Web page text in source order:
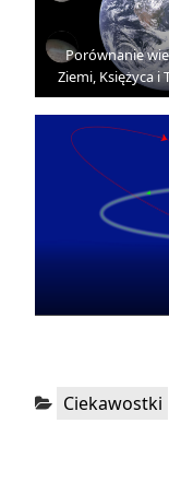
Porównanie
Ziemi, Księżyca i
Kategorie:
Ciekawostki